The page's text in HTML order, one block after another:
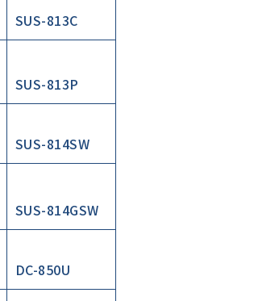
SUS-813C
SUS-813P
SUS-814SW
SUS-814GSW
DC-850U